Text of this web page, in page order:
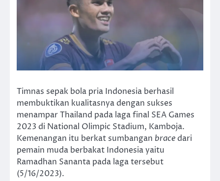
Timnas sepak bola pria Indonesia berhasil
membuktikan kualitasnya dengan sukses
menampar Thailand pada laga final SEA Games
2023 di National Olimpic Stadium, Kamboja.
Kemenangan itu berkat sumbangan brace dari
pemain muda berbakat Indonesia yaitu
Ramadhan Sananta pada laga tersebut
(5/16/2023).